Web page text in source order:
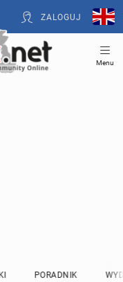
ZALOGUJ
Menu
PORADNIK